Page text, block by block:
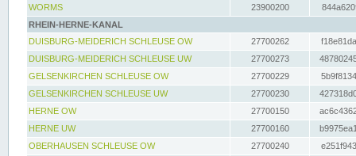
WORMS
23900200
RHEIN-HERNE-KANAL
DUISBURG-MEIDERICH SCHLEUSE OW
27700262
DUISBURG-MEIDERICH SCHLEUSE UW
27700273
GELSENKIRCHEN SCHLEUSE OW
27700229
GELSENKIRCHEN SCHLEUSE UW
27700230
HERNE OW
27700150
HERNE UW
27700160
OBERHAUSEN SCHLEUSE OW
27700240